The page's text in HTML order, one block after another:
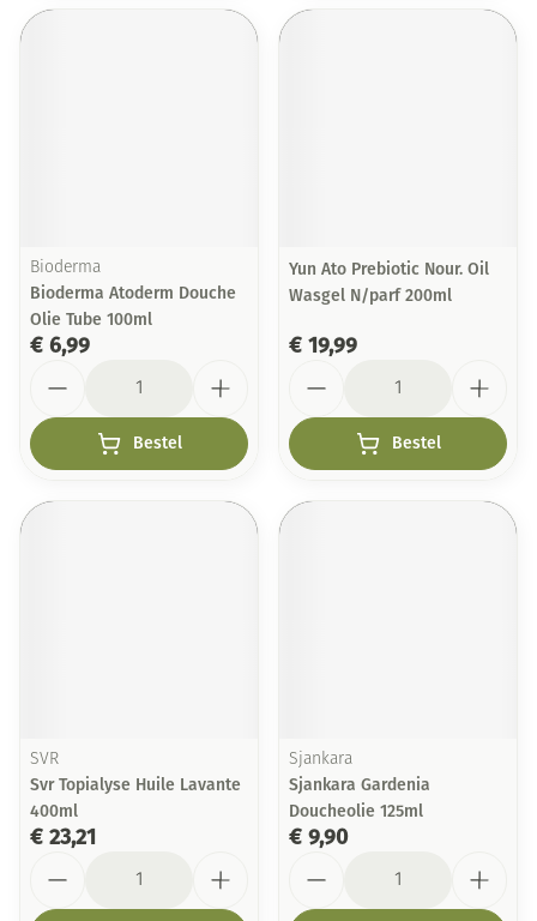
Bioderma
Bioderma Atoderm Douche
Olie Tube 100ml
€ 6,99
Bestel
Yun Ato Prebiotic Nour. Oil
Wasgel N/parf 200ml
€ 19,99
Bestel
SVR
Svr Topialyse Huile Lavante
400ml
€ 23,21
Sjankara
Sjankara Gardenia
Doucheolie 125ml
€ 9,90